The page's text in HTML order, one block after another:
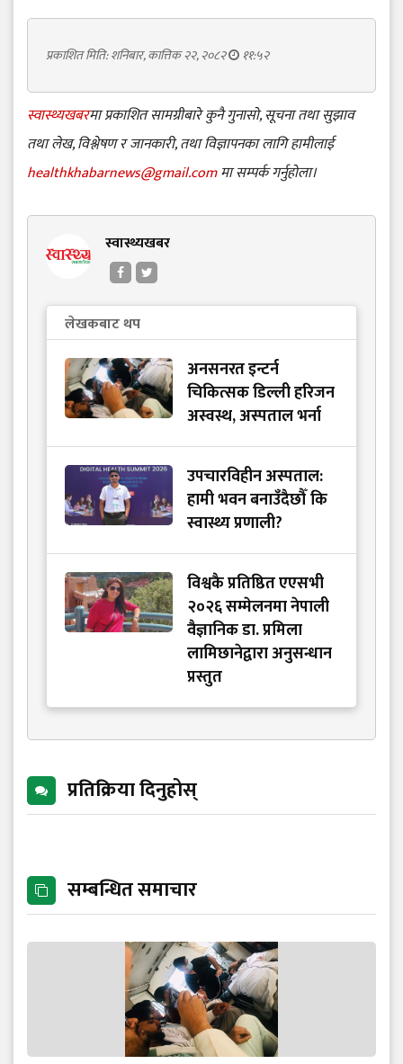
प्रकाशित मिति: शनिबार, कात्तिक २२, २०८२ ११:५२
स्वास्थ्यखबरमा प्रकाशित सामग्रीबारे कुनै गुनासो, सूचना तथा सुझाव
तथा लेख, विश्लेषण र जानकारी, तथा विज्ञापनका लागि हामीलाई
healthkhabarnews@gmail.comमा सम्पर्क गर्नुहोला।
स्वास्थ्यखबर
लेखकबाट थप
अनसनरत इन्टर्न
चिकित्सक डिल्ली हरिजन
अस्वस्थ, अस्पताल भर्ना
उपचारविहीन अस्पताल:
हामी भवन बनाउँदैछौँ कि
स्वास्थ्य प्रणाली?
विश्वकै प्रतिष्ठित एएसभी
२०२६ सम्मेलनमा नेपाली
वैज्ञानिक डा. प्रमिला
लामिछानेद्वारा अनुसन्धान
प्रस्तुत
प्रतिक्रिया दिनुहोस्
सम्बन्धित समाचार